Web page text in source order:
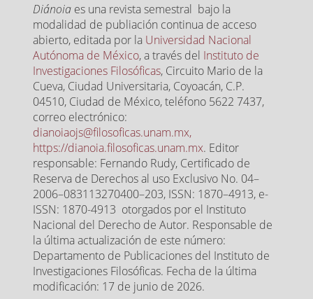
Diánoia es una revista semestral bajo la
modalidad de publiación continua de acceso
abierto, editada por la Universidad Nacional
Autónoma de México, a través del Instituto de
Investigaciones Filosóficas, Circuito Mario de la
Cueva, Ciudad Universitaria, Coyoacán, C.P.
04510, Ciudad de México, teléfono 5622 7437,
correo electrónico:
dianoiaojs@filosoficas.unam.mx,
https://dianoia.filosoficas.unam.mx. Editor
responsable: Fernando Rudy, Certificado de
Reserva de Derechos al uso Exclusivo No. 04–
2006–083113270400–203, ISSN: 1870–4913, e-
ISSN: 1870-4913 otorgados por el Instituto
Nacional del Derecho de Autor. Responsable de
la última actualización de este número:
Departamento de Publicaciones del Instituto de
Investigaciones Filosóficas. Fecha de la última
modificación: 17 de junio de 2026.